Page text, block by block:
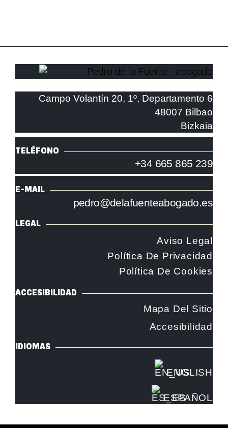
Campo Volantín 20, 1º, Departamento 6
48007 Bilbao
Bizkaia
TELÉFONO
+34 665 865 239
E-MAIL
pedro@delafuenteabogado.es
LEGAL
Aviso Legal
Política De Privacidad
Política De Cookies
ACCESIBILIDAD
Mapa Del Sitio
Accesibilidad
IDIOMAS
ENGLISH
ESPAÑOL